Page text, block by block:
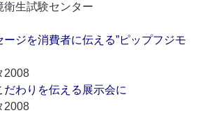
衛生試験センター
ジを消費者に伝える”ピップフジモ
2008
だわりを伝える展示会に
2008